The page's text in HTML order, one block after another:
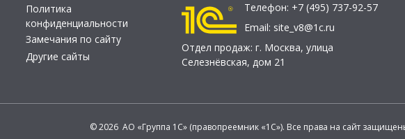
Политика
конфиденциальности
Замечания по сайту
Другие сайты
Телефон: +7 (495) 737-92-57
Email: site_v8@1c.ru
Отдел продаж: г. Москва, улица
Селезнёвская, дом 21
© 2026 АО «Группа 1С» (правопреемник «1С»). Все права на сайт